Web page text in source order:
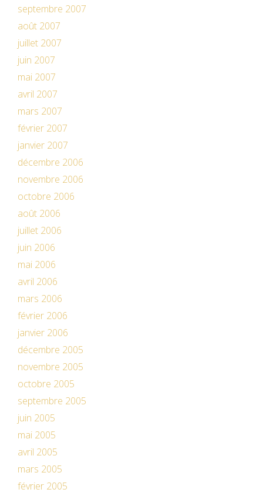
septembre 2007
août 2007
juillet 2007
juin 2007
mai 2007
avril 2007
mars 2007
février 2007
janvier 2007
décembre 2006
novembre 2006
octobre 2006
août 2006
juillet 2006
juin 2006
mai 2006
avril 2006
mars 2006
février 2006
janvier 2006
décembre 2005
novembre 2005
octobre 2005
septembre 2005
juin 2005
mai 2005
avril 2005
mars 2005
février 2005